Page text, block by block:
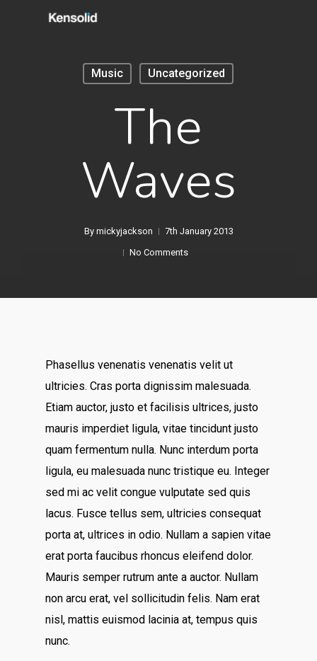
Music Uncategorized
The
Waves
By mickyjackson
7th January 2013
No Comments
Phasellus venenatis venenatis velit ut
ultricies. Cras porta dignissim malesuada.
Etiam auctor, justo et facilisis ultrices, justo
mauris imperdiet ligula, vitae tincidunt justo
quam fermentum nulla. Nunc interdum porta
ligula, eu malesuada nunc tristique eu. Integer
sed mi ac velit congue vulputate sed quis
lacus. Fusce tellus sem, ultricies consequat
porta at, ultrices in odio. Nullam a sapien vitae
erat porta faucibus rhoncus eleifend dolor.
Mauris semper rutrum ante a auctor. Nullam
non arcu erat, vel sollicitudin felis. Nam erat
nisl, mattis euismod lacinia at, tempus quis
nunc.